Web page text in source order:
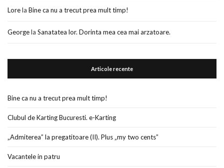
Lorela Bine ca nu a trecut prea mult timp!
Georgela Sanatatea lor. Dorinta mea cea mai arzatoare.
Articole recente
Bine ca nu a trecut prea mult timp!
Clubul de Karting Bucuresti. e-Karting
„Admiterea” la pregatitoare (II). Plus „my two cents”
Vacantele in patru